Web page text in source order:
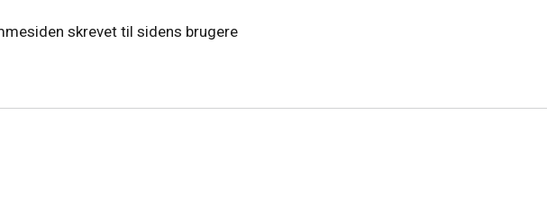
skrevet til sidens brugere